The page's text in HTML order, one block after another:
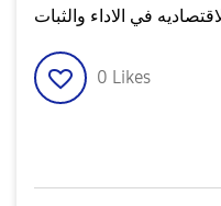
في الاداء والثبات
0 Likes